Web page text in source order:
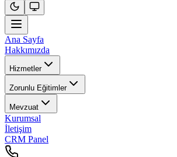
Ana Sayfa
Hakkımızda
Hizmetler
Zorunlu Eğitimler
Mevzuat
Kurumsal
İletişim
CRM Panel